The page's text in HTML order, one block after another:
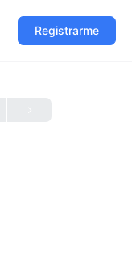
Registrarme